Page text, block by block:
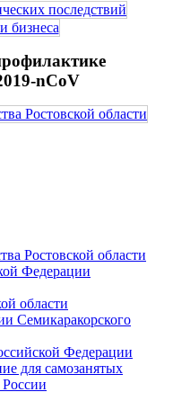
nCoV